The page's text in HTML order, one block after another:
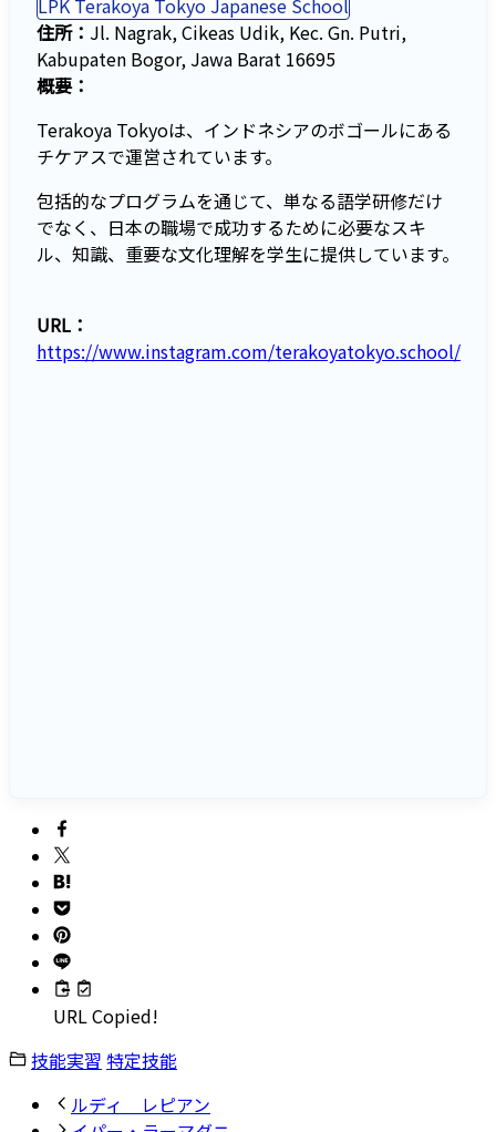
住所： Jl. Nagrak, Cikeas Udik, Kec. Gn. Putri,
Kabupaten Bogor, Jawa Barat 16695
概要：
Terakoya Tokyoは、インドネシアのボゴールにある
チケアスで運営されています。
包括的なプログラムを通じて、単なる語学研修だけ
でなく、日本の職場で成功するために必要なスキ
ル、知識、重要な文化理解を学生に提供しています。
URL：
https://www.instagram.com/terakoyatokyo.school/
URL Copied!
技能実習 特定技能
ルディ レピアン